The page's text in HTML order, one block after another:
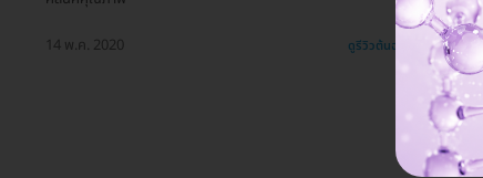
14 พ.ค. 2020 ดูรีวิวต้นฉบับ